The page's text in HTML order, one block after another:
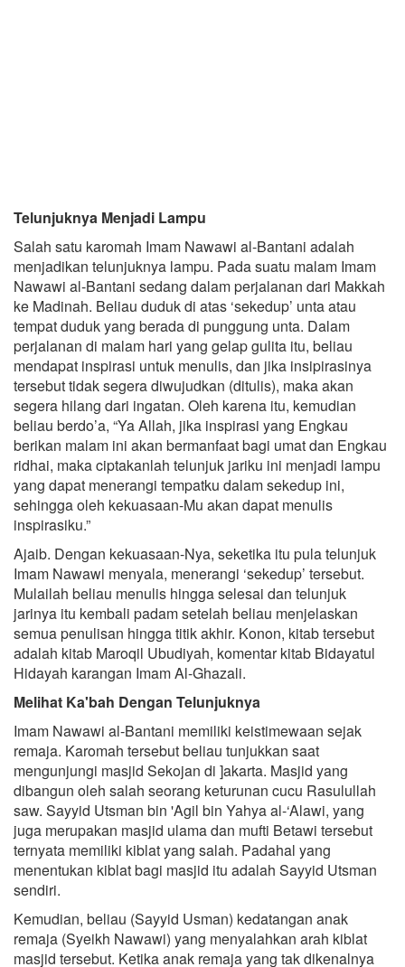
Telunjuknya Menjadi Lampu
Salah satu karomah Imam Nawawi al-Bantani adalah
menjadikan telunjuknya lampu. Pada suatu malam Imam
Nawawi al-Bantani sedang dalam perjalanan dari Makkah
ke Madinah. Beliau duduk di atas ‘sekedup’ unta atau
tempat duduk yang berada di punggung unta. Dalam
perjalanan di malam hari yang gelap gulita itu, beliau
mendapat inspirasi untuk menulis, dan jika insipirasinya
tersebut tidak segera diwujudkan (ditulis), maka akan
segera hilang dari ingatan. Oleh karena itu, kemudian
beliau berdo’a, “Ya Allah, jika inspirasi yang Engkau
berikan malam ini akan bermanfaat bagi umat dan Engkau
ridhai, maka ciptakanlah telunjuk jariku ini menjadi lampu
yang dapat menerangi tempatku dalam sekedup ini,
sehingga oleh kekuasaan-Mu akan dapat menulis
inspirasiku.”
Ajaib. Dengan kekuasaan-Nya, seketika itu pula telunjuk
Imam Nawawi menyala, menerangi ‘sekedup’ tersebut.
Mulailah beliau menulis hingga selesai dan telunjuk
jarinya itu kembali padam setelah beliau menjelaskan
semua penulisan hingga titik akhir. Konon, kitab tersebut
adalah kitab Maroqil Ubudiyah, komentar kitab Bidayatul
Hidayah karangan Imam Al-Ghazali.
Melihat Ka'bah Dengan Telunjuknya
Imam Nawawi al-Bantani memiliki keistimewaan sejak
remaja. Karomah tersebut beliau tunjukkan saat
mengunjungi masjid Sekojan di ]akarta. Masjid yang
dibangun oleh salah seorang keturunan cucu Rasulullah
saw. Sayyid Utsman bin 'Agil bin Yahya al-‘Alawi, yang
juga merupakan masjid ulama dan mufti Betawi tersebut
ternyata memiliki kiblat yang salah. Padahal yang
menentukan kiblat bagi masjid itu adalah Sayyid Utsman
sendiri.
Kemudian, beliau (Sayyid Usman) kedatangan anak
remaja (Syeikh Nawawi) yang menyalahkan arah kiblat
masjid tersebut. Ketika anak remaja yang tak dikenalnya